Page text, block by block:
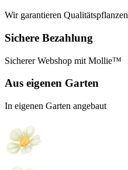
Wir garantieren Qualitätspflanzen
Sichere Bezahlung
Sicherer Webshop mit Mollie™
Aus eigenen Garten
In eigenen Garten angebaut